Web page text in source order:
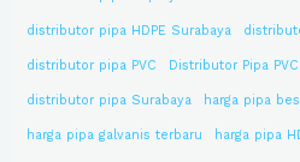
distributor pipa HDPE Surabaya
distributor pipa PVC Distributor Pipa
distributor pipa Surabaya harga pipa
harga pipa galvanis terbaru harga pipa